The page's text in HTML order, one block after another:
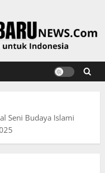
Seni Budaya Islami